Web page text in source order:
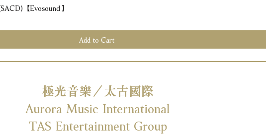
【Evosound】
Add to Cart
極光音樂／太古國際
Aurora Music International
TAS Entertainment Group